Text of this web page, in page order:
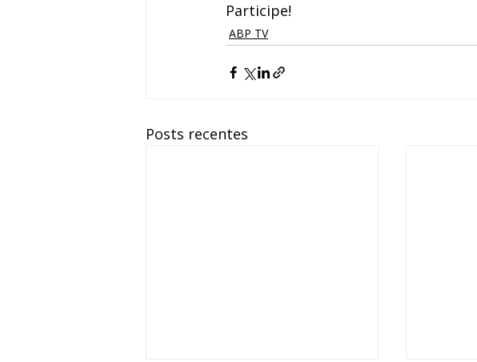
Participe!
ABP TV
Posts recentes